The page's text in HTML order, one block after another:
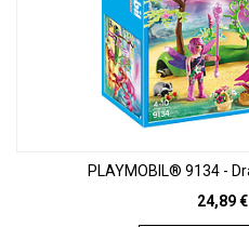
PLAYMOBIL® 9134 -
24,89€